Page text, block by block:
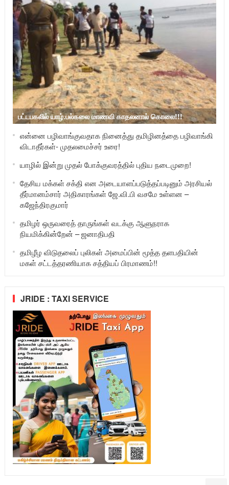
பட்டபகலில் யாழ்.பல்கலை மாணவி காதலனால் கொலை!!!
என்னை பழிவாங்குவதாக நினைத்து தமிழினத்தை பழிவாங்கி
விடாதீர்கள்- முதலமைச்சர் உரை!
யாழில் இன்று முதல் போக்குவரத்தில் புதிய நடைமுறை!
தேசிய மக்கள் சக்தி என அடையாளப்படுத்தப்படினும் அரசியல்
தீர்மானம்சார் அதிகாரங்கள் ஜே.வி.பி வசமே உள்ளன –
கஜேந்திரகுமார்
தமிழர் ஒருவரைத் தாருங்கள் வடக்கு ஆளுநராக
நியமிக்கின்றேன் – ஜனாதிபதி
தமிழீழ விடுதலைப் புலிகள் அமைப்பின் மூத்த தளபதியின்
மகள் சட்டத்தரணியாக சத்தியப் பிரமாணம்!!
JRIDE : TAXI SERVICE